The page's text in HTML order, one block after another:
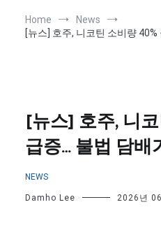
Home
News
[뉴스] 호주, 니코틴 소비량
[뉴스] 호주, 니
급증… 불법 담배
NEWS
Damho Lee 2026년